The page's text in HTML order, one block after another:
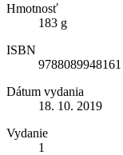
Hmotnosť
183 g
ISBN
9788089948161
Dátum vydania
18. 10. 2019
Vydanie
1